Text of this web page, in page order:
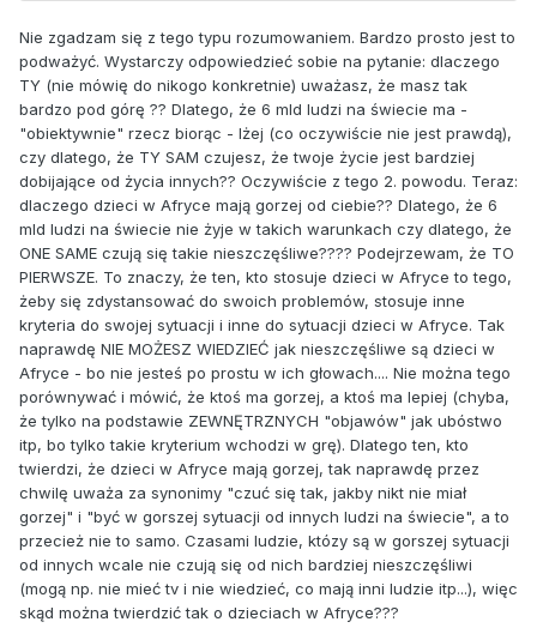
Nie zgadzam się z tego typu rozumowaniem. Bardzo prosto jest to
podważyć. Wystarczy odpowiedzieć sobie na pytanie: dlaczego
TY (nie mówię do nikogo konkretnie) uważasz, że masz tak
bardzo pod górę ?? Dlatego, że 6 mld ludzi na świecie ma -
"obiektywnie" rzecz biorąc - lżej (co oczywiście nie jest prawdą),
czy dlatego, że TY SAM czujesz, że twoje życie jest bardziej
dobijające od życia innych?? Oczywiście z tego 2. powodu. Teraz:
dlaczego dzieci w Afryce mają gorzej od ciebie?? Dlatego, że 6
mld ludzi na świecie nie żyje w takich warunkach czy dlatego, że
ONE SAME czują się takie nieszczęśliwe???? Podejrzewam, że TO
PIERWSZE. To znaczy, że ten, kto stosuje dzieci w Afryce to tego,
żeby się zdystansować do swoich problemów, stosuje inne
kryteria do swojej sytuacji i inne do sytuacji dzieci w Afryce. Tak
naprawdę NIE MOŻESZ WIEDZIEĆ jak nieszczęśliwe są dzieci w
Afryce - bo nie jesteś po prostu w ich głowach.... Nie można tego
porównywać i mówić, że ktoś ma gorzej, a ktoś ma lepiej (chyba,
że tylko na podstawie ZEWNĘTRZNYCH "objawów" jak ubóstwo
itp, bo tylko takie kryterium wchodzi w grę). Dlatego ten, kto
twierdzi, że dzieci w Afryce mają gorzej, tak naprawdę przez
chwilę uważa za synonimy "czuć się tak, jakby nikt nie miał
gorzej" i "być w gorszej sytuacji od innych ludzi na świecie", a to
przecież nie to samo. Czasami ludzie, któzy są w gorszej sytuacji
od innych wcale nie czują się od nich bardziej nieszczęśliwi
(mogą np. nie mieć tv i nie wiedzieć, co mają inni ludzie itp...), więc
skąd można twierdzić tak o dzieciach w Afryce???